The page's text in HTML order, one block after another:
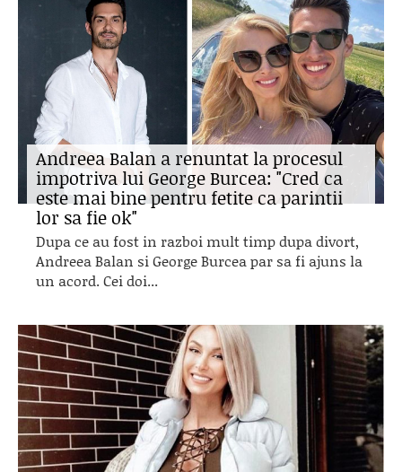
Andreea Balan a renuntat la procesul
impotriva lui George Burcea: "Cred ca
este mai bine pentru fetite ca parintii
lor sa fie ok"
Dupa ce au fost in razboi mult timp dupa divort,
Andreea Balan si George Burcea par sa fi ajuns la
un acord. Cei doi...